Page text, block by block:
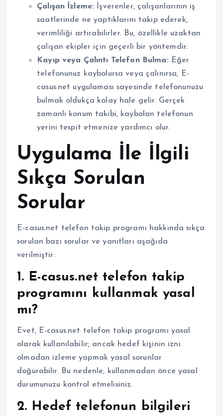
Çalışan İzleme: İşverenler, çalışanlarının iş
saatlerinde ne yaptıklarını takip ederek,
verimliliği artırabilirler. Bu, özellikle uzaktan
çalışan ekipler için geçerli bir yöntemdir.
Kayıp veya Çalıntı Telefon Bulma: Eğer
telefonunuz kaybolursa veya çalınırsa, E-
casus.net uygulaması sayesinde telefonunuzu
bulmak oldukça kolay hale gelir. Gerçek
zamanlı konum takibi, kaybolan telefonun
yerini tespit etmenize yardımcı olur.
Uygulama İle İlgili
Sıkça Sorulan
Sorular
E-casus.net telefon takip programı hakkında sıkça
sorulan bazı sorular ve yanıtları aşağıda
verilmiştir:
1. E-casus.net telefon takip
programını kullanmak yasal
mı?
Evet, E-casus.net telefon takip programı yasal
olarak kullanılabilir; ancak hedef kişinin izni
olmadan izleme yapmak yasal sorunlar
doğurabilir. Bu nedenle, kullanmadan önce yasal
durumunuzu kontrol etmelisiniz.
2. Hedef telefonun bilgileri